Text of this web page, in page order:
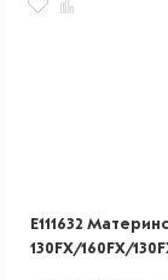
E111632
130FX/160FX/